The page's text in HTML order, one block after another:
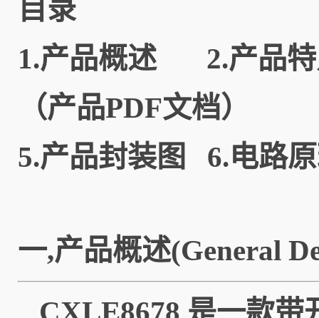
目录
1.产品概述2.产品
（产品PDF文档）
5.产品封装图 6.电路
一,产品概述(General